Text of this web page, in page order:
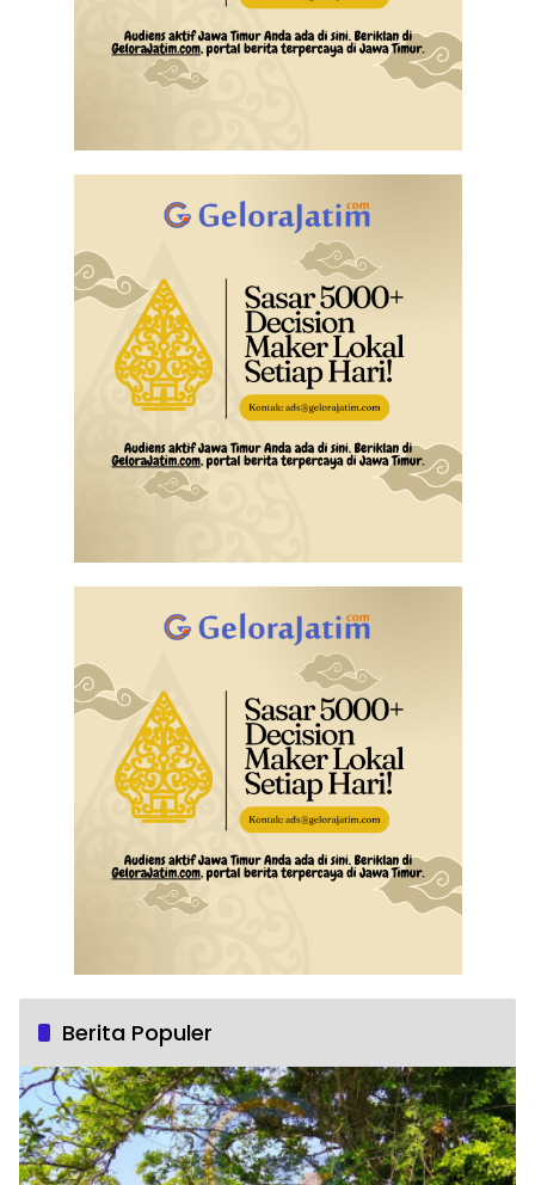
Berita Populer